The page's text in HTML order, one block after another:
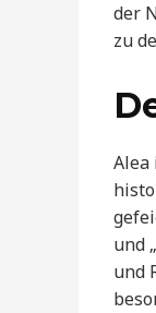
der
zu
Alea
und
und